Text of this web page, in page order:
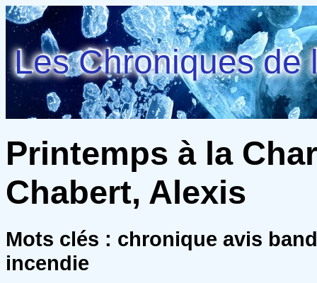
Les Chroniques de
Printemps à la
Chabert, Alexis
Mots clés : chronique avis
incendie